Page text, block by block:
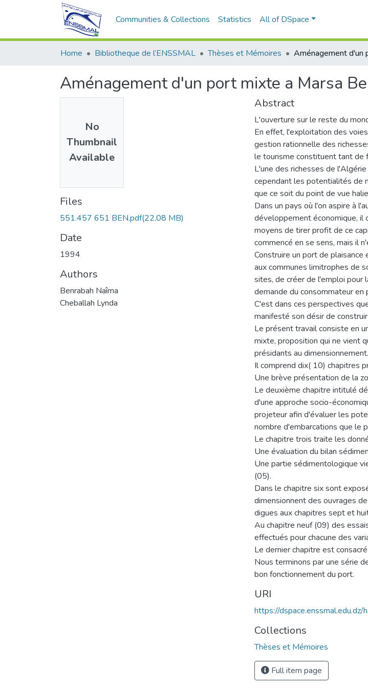
Communities & Collections Statistics All of DSpace
Home Bibliotheque de l’ENSSMAL Thèses et Mémoires
Aménagement d'un port mixte a Marsa
No
Thumbnail
Available
Files
551.457 651 BEN.pdf(22.08 MB)
Date
1994
Authors
Benrabah Naîma
Cheballah Lynda
Abstract
L'ouverture sur le reste du
En effet, l'exploitation des
gestion rationnelle des
le tourisme constituent tant de
L'une des richesses de
cependant les potentialités de
que ce soit du point de vue
Dans un pays où l'on aspire à
développement économique,
moyens de tirer profit de ce
commencé en se sens, mais il
Construire un port de
aux communes limitrophes de
sites, de créer de l'emploi pour
demande du consommateur en
C'est dans ces perspectives
manifesté son désir de
Le présent travail consiste en
mixte, proposition qui ne vient
présidants au dimensionnement.
Il comprend dix( 10) chapitres
Une brève présentation de la
Le deuxième chapitre intitulé
d'une approche socio-
projeteur afin d'évaluer les
nombre d'embarcations que le
Le chapitre trois traite les
Une évaluation du bilan
Une partie sédimentologique
(05).
Dans le chapitre six sont
dimensionnent des ouvrages
digues aux chapitres sept et
Au chapitre neuf (09) des
effectués pour chacune des
Le dernier chapitre est
Nous terminons par une série
bon fonctionnement du port.
URI
https://
Collections
Thèses et Mémoires
Full item page